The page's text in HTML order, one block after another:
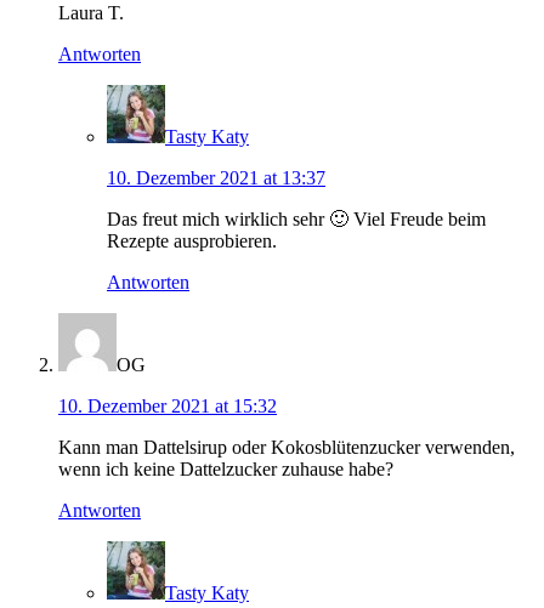
Laura T.
Antworten
Tasty Katy
10. Dezember 2021 at 13:37
Das freut mich wirklich sehr 🙂 Viel Freude beim
Rezepte ausprobieren.
Antworten
OG
10. Dezember 2021 at 15:32
Kann man Dattelsirup oder Kokosblütenzucker verwenden,
wenn ich keine Dattelzucker zuhause habe?
Antworten
Tasty Katy